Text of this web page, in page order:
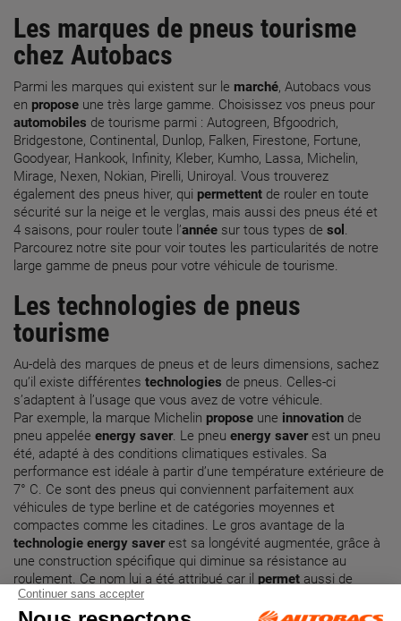
Les marques de pneus tourisme
chez Autobacs
Parmi les marques qui existent sur le marché, Autobacs vous
en propose une très large gamme. Choisissez vos pneus pour
automobiles de tourisme parmi : Autogreen, Bfgoodrich,
Bridgestone, Continental, Dunlop, Falken, Firestone, Fortune,
Goodyear, Hankook, Infinity, Kleber, Kumho, Lassa, Michelin,
Mirage, Nexen, Nokian, Pirelli, Uniroyal. Vous trouverez
également des pneus hiver, qui permettent de rouler en toute
sécurité sur la neige et le verglas, mais aussi des pneus été et
4 saisons, pour rouler toute l’année sur tous types de sol .
Parcourez notre site pour voir toutes les particularités de notre
large gamme de pneus pour votre véhicule de tourisme.
Les technologies de pneus
tourisme
Au-delà des marques de pneus et de leurs dimensions, sachez
qu’il existe différentes technologies de pneus. Celles-ci
s’adaptent à l’usage que vous avez de votre véhicule.
Par exemple, la marque Michelin propose une innovation de
pneu appelée energy saver. Le pneu energy saverest un pneu
été, adapté à des conditions climatiques estivales. Sa
performance est idéale à partir d’une température extérieure de
7° C. Ce sont des pneus qui conviennent parfaitement aux
véhicules de type berline et de catégories moyennes et
compactes comme les citadines. Le gros avantage de la
technologie energy saverest sa longévité augmentée, grâce à
une construction spécifique qui diminue sa résistance au
roulement. Ce nom lui a été attribué car il permet aussi de
réduire laconsommation
plus, ces pneus sont dotés d’un rebord de protection de jantes,